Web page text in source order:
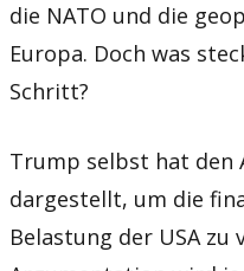
die NATO und die
Europa. Doch was
Schritt?
Trump selbst hat den
dargestellt, um die
Belastung der USA zu